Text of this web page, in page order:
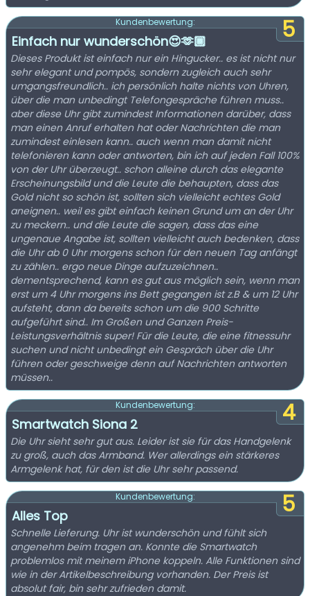
5
Kundenbewertung:
Einfach nur wunderschön😍🫶🏾
Dieses Produkt ist einfach nur ein Hingucker.. es ist nicht nur
sehr elegant und pompös, sondern zugleich auch sehr
umgangsfreundlich.. ich persönlich halte nichts von Uhren,
über die man unbedingt Telefongespräche führen muss..
aber diese Uhr gibt zumindest Informationen darüber, dass
man einen Anruf erhalten hat oder Nachrichten die man
zumindest einlesen kann.. auch wenn man damit nicht
telefonieren kann oder antworten, bin ich auf jeden Fall 100%
von der Uhr überzeugt.. schon alleine durch das elegante
Erscheinungsbild und die Leute die behaupten, dass das
Gold nicht so schön ist, sollten sich vielleicht echtes Gold
aneignen.. weil es gibt einfach keinen Grund um an der Uhr
zu meckern.. und die Leute die sagen, dass das eine
ungenaue Angabe ist, sollten vielleicht auch bedenken, dass
die Uhr ab 0 Uhr morgens schon für den neuen Tag anfängt
zu zählen.. ergo neue Dinge aufzuzeichnen..
dementsprechend, kann es gut aus möglich sein, wenn man
erst um 4 Uhr morgens ins Bett gegangen ist z.B & um 12 Uhr
aufsteht, dann da bereits schon um die 900 Schritte
aufgeführt sind.. Im Großen und Ganzen Preis-
Leistungsverhältnis super! Für die Leute, die eine fitnessuhr
suchen und nicht unbedingt ein Gespräch über die Uhr
führen oder geschweige denn auf Nachrichten antworten
müssen..
4
Kundenbewertung:
Smartwatch Siona 2
Die Uhr sieht sehr gut aus. Leider ist sie für das Handgelenk
zu groß, auch das Armband. Wer allerdings ein stärkeres
Armgelenk hat, für den ist die Uhr sehr passend.
5
Kundenbewertung:
Alles Top
Schnelle Lieferung. Uhr ist wunderschön und fühlt sich
angenehm beim tragen an. Konnte die Smartwatch
problemlos mit meinem iPhone koppeln. Alle Funktionen sind
wie in der Artikelbeschreibung vorhanden. Der Preis ist
absolut fair, bin sehr zufrieden damit.